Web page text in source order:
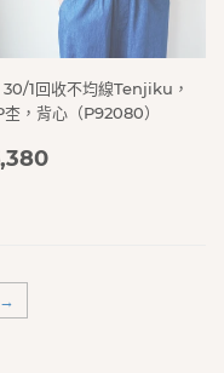
1回收不均線Tenjiku，
，背心（P92080）
→